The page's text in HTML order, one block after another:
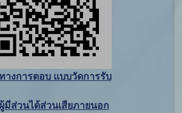
างการตอบ แบบวัดการรับ
มีส่วนได้ส่วนเสียภายนอก